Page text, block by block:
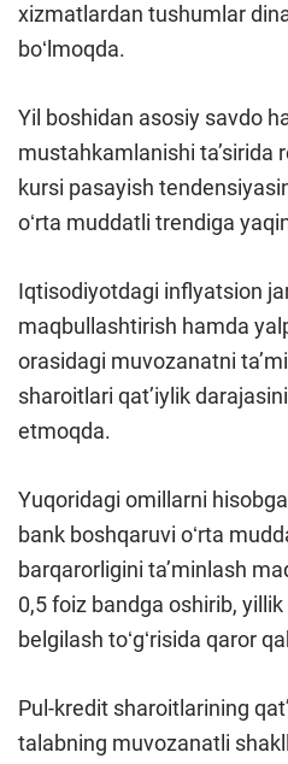
xizmatlardan tushumlar
boʻlmoqda.
Yil boshidan asosiy savdo
mustahkamlanishi ta’sirida
kursi pasayish
oʻrta muddatli trendiga
Iqtisodiyotdagi inflyatsion
maqbullashtirish hamda
orasidagi muvozanatni
sharoitlari qat’iylik
etmoqda.
Yuqoridagi omillarni
bank boshqaruvi oʻrta
barqarorligini ta’minlash
0,5 foiz bandga oshirib,
belgilash toʻgʻrisida qaror
Pul-kredit sharoitlarining
talabning muvozanatli